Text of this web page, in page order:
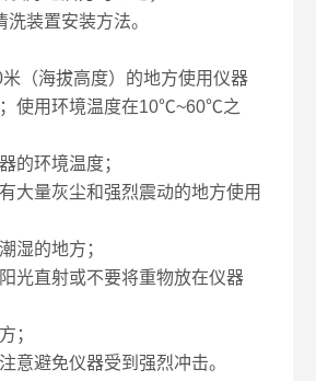
装置安装方法。
（海拔高度）的地方使用仪器
使用环境温度在10℃~60℃之
的环境温度；
大量灰尘和强烈震动的地方使用
湿的地方；
光直射或不要将重物放在仪器
；
意避免仪器受到强烈冲击。